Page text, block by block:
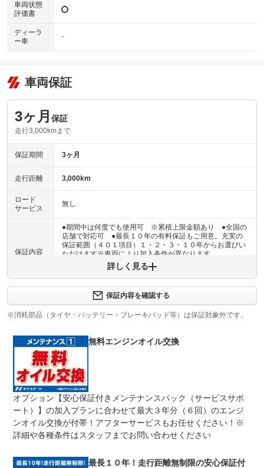
車両状態
評価書
ディーラ
ー車
-
車両保証
3ヶ月 保証
走行3,000kmまで
保証期間 3ヶ月
走行距離 3,000km
ロード
サービス
無し
保証内容
●期間中は何度でも使用可 ※累積上限金額あり ●全国の
店舗で対応可 ●最長１０年の有料保証もご用意。充実の
保証範囲（４０１項目）１・２・３・１０年からお選びい
ただけます※車両により加入条件が異なります
保証項目
３ヶ月・３０００ｋｍ以内ならエンジン、トランスミッシ
ョン、ハイブリッド、ステアリング、ブレーキの各機構に
おける主要項目を無償修理（または交換）いたします。
修理回数 無制限
上限金額
限度額無制限
期間中は何度でも修理可能！修理金額は車両本体価格の１
００％までしっかり保証します。車両本体価格５０万円以
下の場合は５０万円まで保証します。
免責金
無し
保証修理の対象となる場合は、お客様の費用負担は一切ご
ざいません。
保証修理
全国のネクステージで受付可能！ご遠方でネクステージに
は、スタッフまでお気軽にお尋ねください。
詳しく見る
保証内容を確認する
※消耗部品（タイヤ・バッテリー・ブレーキパッド等）は保証対象外です。
無料エンジンオイル交換
オプション【安心保証付きメンテナンスパック（サービスサポ
ート）】の加入プランに合わせて最大３年分（６回）のエンジ
ンオイル交換が付帯！アフターサービスもお任せください！※
詳細や各種条件はスタッフまでお問い合わせください
最長１０年！走行距離無制限の安心保証付